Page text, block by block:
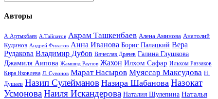
Авторы
А.Артыкбаев А.Тайпатов Акрам Ташкенбаев Алена Аминова Анатолий
Кудинов Андрей Филатов Анна Иванова Борис Палацкий Вера
Рудакова Владимир Дубов Вячеслав Драчев Галина Глушкова
Джамиля Аипова Жамшид Раупов Жахон Илхом Сафар Ильхом Раззаков
Кира Яковлева Л. Сувонов Марат Насыров Муяссар Максудова Н.
Душаев Назип Сулейманов Назира Шабанова Назокат
УсмоноваНаиля Искандерова Наталия Шулепина Наталья